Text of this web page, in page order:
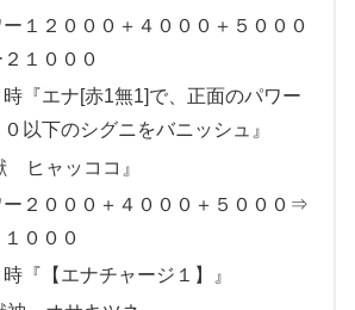
１２０００＋４０００＋５０００
１０００
『エナ[赤1無1]で、正面のパワー
０以下のシグニをバニッシュ』
ヒャッココ』
ー２０００＋４０００＋５０００⇒
０００
『【エナチャージ１】』